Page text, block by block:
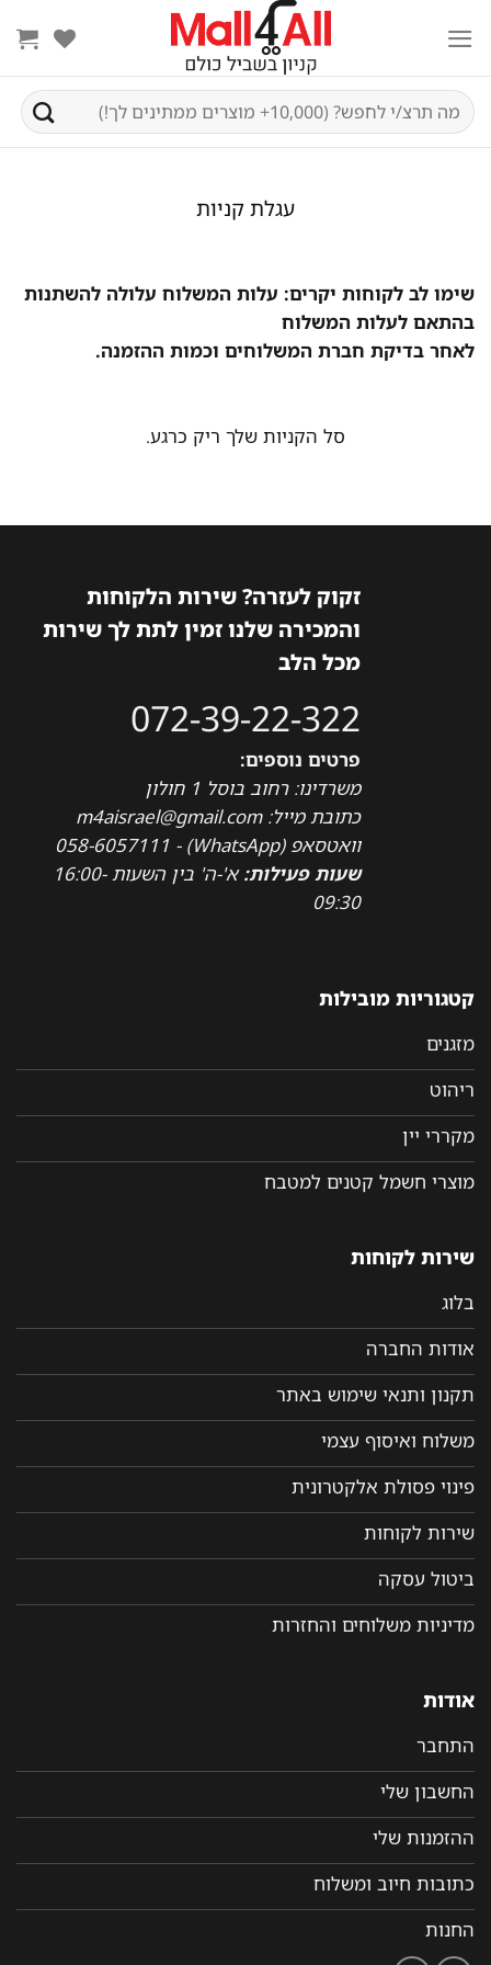
content
חיפוש
עבור:
עגלת קניות
שימו לב לקוחות יקרים: עלות המשלוח עלולה להשתנות
בהתאם לעלות המשלוח
לאחר בדיקת חברת המשלוחים וכמות ההזמנה.
סל הקניות שלך ריק כרגע.
זקוק לעזרה? שירות הלקוחות
והמכירה שלנו זמין לתת לך שירות
מכל הלב
072-39-22-322
פרטים נוספים:
משרדינו: רחוב בוסל 1 חולון
כתובת מייל: m4aisrael@gmail.com
וואטסאפ (WhatsApp) - 058-6057111
שעות פעילות:
א'-ה' בין השעות 16:00-
09:30
קטגוריות מובילות
מזגנים
ריהוט
מקררי יין
מוצרי חשמל קטנים למטבח
שירות לקוחות
בלוג
אודות החברה
תקנון ותנאי שימוש באתר
משלוח ואיסוף עצמי
פינוי פסולת אלקטרונית
שירות לקוחות
ביטול עסקה
מדיניות משלוחים והחזרות
אודות
התחבר
החשבון שלי
ההזמנות שלי
כתובות חיוב ומשלוח
החנות